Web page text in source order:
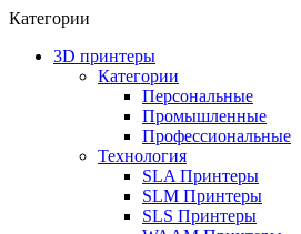
Категории
3D принтеры
Категории
Персональные
Промышленные
Профессиональные
Технология
SLA Принтеры
SLM Принтеры
SLS Принтеры